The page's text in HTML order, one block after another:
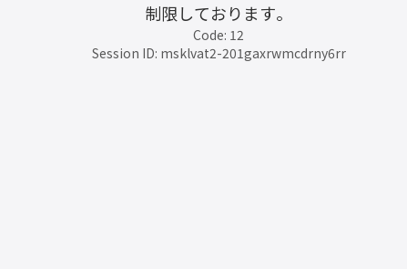
制限しております。
Code: 12
Session ID: msklvat2-201gaxrwmcdrny6rr